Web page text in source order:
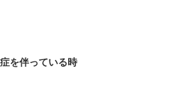
を伴っている時